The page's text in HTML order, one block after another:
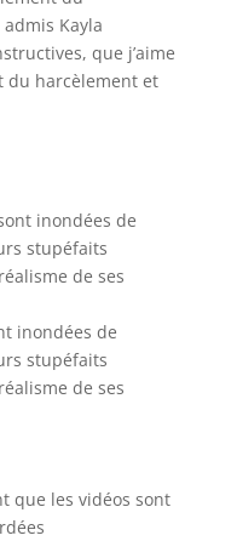
que j’aime
du harcèlement et
inondées de
stupéfaits
de ses